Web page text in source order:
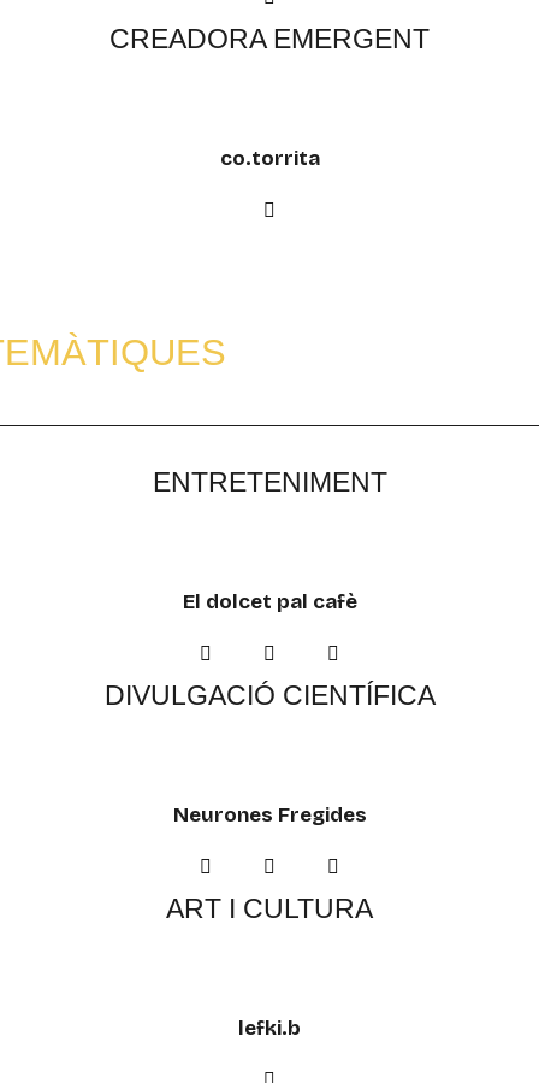
CREADORA EMERGENT
co.torrita
ENTRETENIMENT
El dolcet pal cafè
DIVULGACIÓ CIENTÍFICA
Neurones Fregides
ART I CULTURA
lefki.b